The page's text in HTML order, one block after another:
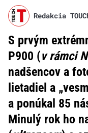
Redakcia
S prvým
P900 (v rámci
nadšencov a
lietadiel a
a ponúkal 85
Minulý rok ho